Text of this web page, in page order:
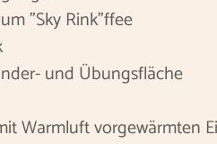
"Sky Rink"ffee
und Übungsfläche
Warmluft vorgewärmten